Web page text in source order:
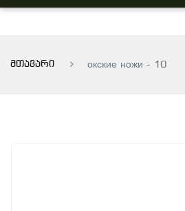
მთავარი окские ножи - 10